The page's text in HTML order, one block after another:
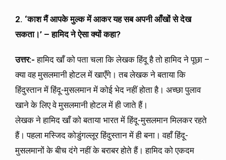
2. ‘काश मैं आपके मुल्क में आकर यह सब अपनी आँखों से देख
सकता।’ – हामिद ने ऐसा क्यों कहा?
उत्तर:-हामिद खाँ को पता चला कि लेखक हिंदू है तो हामिद ने पूछा –
क्या वह मुसलमानी होटल में खाएँगे। तब लेखक ने बताया कि
हिंदुस्तान में हिंदू-मुसलमान में कोई भेद नहीं होता है। अच्छा पुलाव
खाने के लिए वे मुसलमानी होटल में ही जाते हैं।
लेखक ने हामिद खाँ को बताया भारत में हिंदू-मुसलमान मिलकर रहते
हैं। पहला मस्जिद कोडुंगल्लूर हिंदुस्तान में ही बना। वहाँ हिंदू-
मुसलमानों के बीच दंगे नहीं के बराबर होते हैं। हामिद को एकदम